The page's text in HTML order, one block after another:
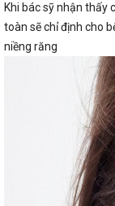
Khi bác sỹ nhận thấy
toàn sẽ chỉ định cho
niềng răng